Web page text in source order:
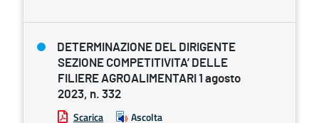
DETERMINAZIONE DEL DIRIGENTE
SEZIONE COMPETITIVITA’ DELLE
FILIERE AGROALIMENTARI 1 agosto
2023, n. 332
Scarica Ascolta